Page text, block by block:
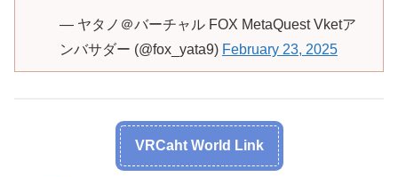
— ヤタノ＠バーチャル FOX MetaQuest Vketア
ンバサダー (@fox_yata9) February 23, 2025
VRCaht World Link